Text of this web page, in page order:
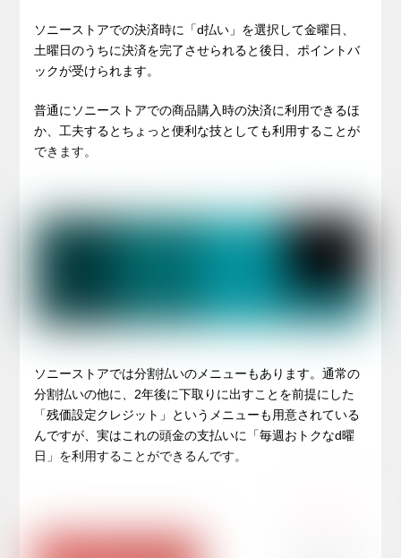
ソニーストアでの決済時に「d払い」を選択して金曜日、
土曜日のうちに決済を完了させられると後日、ポイントバ
ックが受けられます。
普通にソニーストアでの商品購入時の決済に利用できるほ
か、工夫するとちょっと便利な技としても利用することが
できます。
ソニーストアでは分割払いのメニューもあります。通常の
分割払いの他に、2年後に下取りに出すことを前提にした
「残価設定クレジット」というメニューも用意されている
んですが、実はこれの頭金の支払いに「毎週おトクなd曜
日」を利用することができるんです。